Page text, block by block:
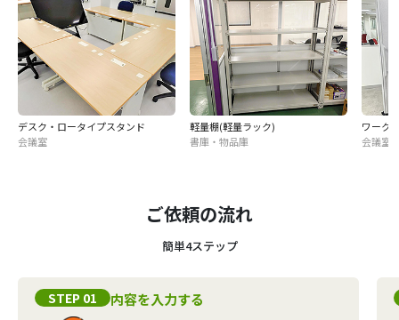
デスク・ロータイプスタンド
会議室
軽量棚(軽量ラック)
書庫・物品庫
ワーク
会議室
ご依頼の流れ
簡単4ステップ
STEP 01 内容を入力する